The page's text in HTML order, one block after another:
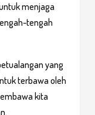
menjaga
tengah
yang
terbawa oleh
kita